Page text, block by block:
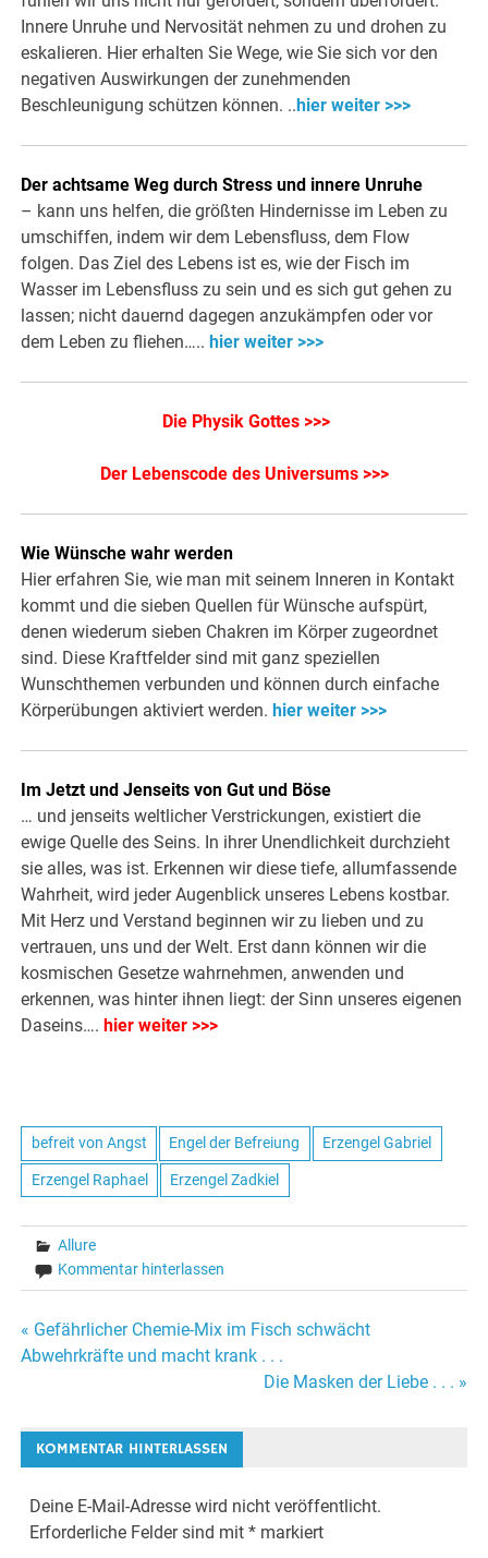
Innere Unruhe und Nervosität nehmen zu und drohen zu
eskalieren. Hier erhalten Sie Wege, wie Sie sich vor den
negativen Auswirkungen der zunehmenden
Beschleunigung schützen können. .. hier weiter >>>
Der achtsame Weg durch Stress und innere Unruhe
– kann uns helfen, die größten Hindernisse im Leben zu
umschiffen, indem wir dem Lebensfluss, dem Flow
folgen. Das Ziel des Lebens ist es, wie der Fisch im
Wasser im Lebensfluss zu sein und es sich gut gehen zu
lassen; nicht dauernd dagegen anzukämpfen oder vor
dem Leben zu fliehen….. hier weiter >>>
Die Physik Gottes >>>
Der Lebenscode des Universums >>>
Wie Wünsche wahr werden
Hier erfahren Sie, wie man mit seinem Inneren in Kontakt
kommt und die sieben Quellen für Wünsche aufspürt,
denen wiederum sieben Chakren im Körper zugeordnet
sind. Diese Kraftfelder sind mit ganz speziellen
Wunschthemen verbunden und können durch einfache
Körperübungen aktiviert werden. hier weiter >>>
Im Jetzt und Jenseits von Gut und Böse
… und jenseits weltlicher Verstrickungen, existiert die
ewige Quelle des Seins. In ihrer Unendlichkeit durchzieht
sie alles, was ist. Erkennen wir diese tiefe, allumfassende
Wahrheit, wird jeder Augenblick unseres Lebens kostbar.
Mit Herz und Verstand beginnen wir zu lieben und zu
vertrauen, uns und der Welt. Erst dann können wir die
kosmischen Gesetze wahrnehmen, anwenden und
erkennen, was hinter ihnen liegt: der Sinn unseres eigenen
Daseins…. hier weiter >>>
befreit von Angst Engel der Befreiung Erzengel Gabriel
Erzengel Raphael Erzengel Zadkiel
Allure
Kommentar hinterlassen
Beitrags-
« Gefährlicher Chemie-Mix im Fisch schwächt
Abwehrkräfte und macht krank . . .
Die Masken der Liebe . . . »
KOMMENTAR HINTERLASSEN
Deine E-Mail-Adresse wird nicht veröffentlicht.
Erforderliche Felder sind mit* markiert